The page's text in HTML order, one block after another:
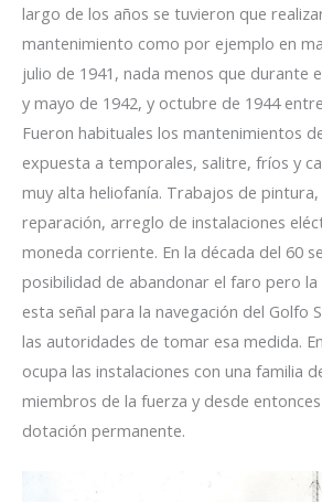
largo de los años se tuvieron que
mantenimiento como por ejemplo en
julio de 1941, nada menos que durante
y mayo de 1942, y octubre de 1944
Fueron habituales los mantenimientos
expuesta a temporales, salitre, fríos y
muy alta heliofanía. Trabajos de
reparación, arreglo de instalaciones
moneda corriente. En la década del 60
posibilidad de abandonar el faro pero
esta señal para la navegación del Golfo
las autoridades de tomar esa medida.
ocupa las instalaciones con una familia
miembros de la fuerza y desde
dotación permanente.